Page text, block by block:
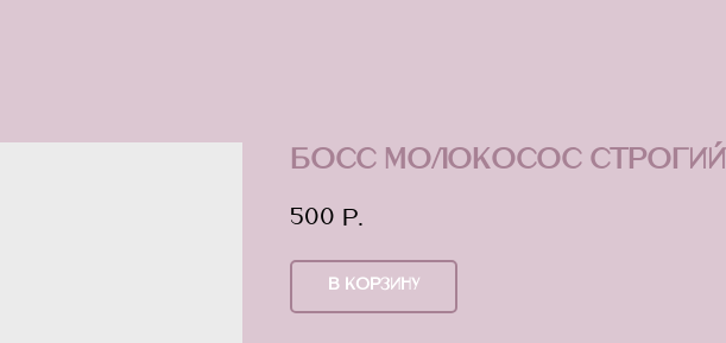
Босс молокосос строгий
500 р.
В КОРЗИНУ